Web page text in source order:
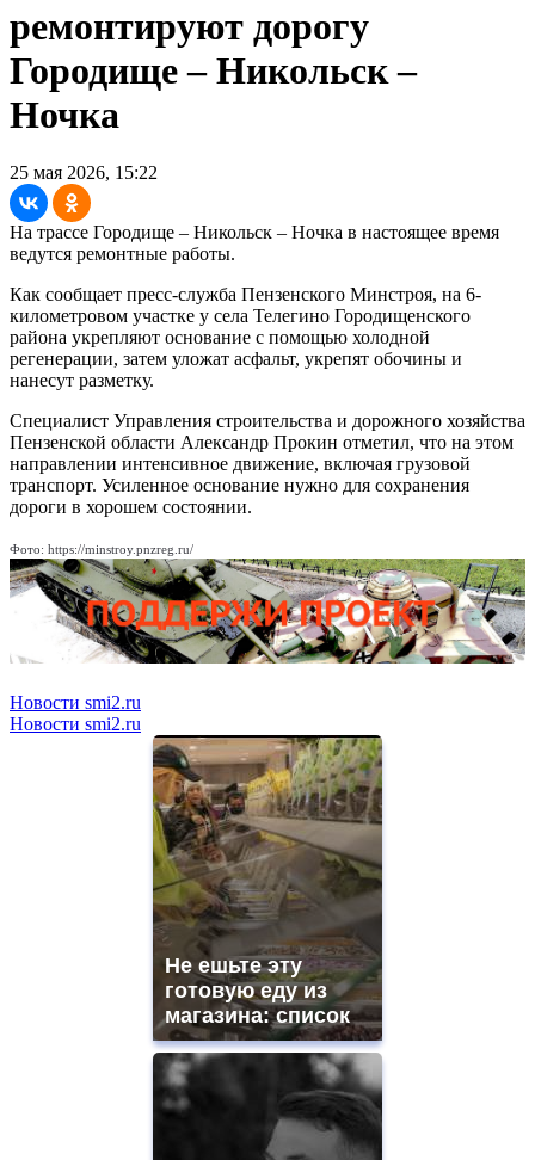
ремонтируют дорогу
Городище – Никольск –
Ночка
25 мая 2026, 15:22
На трассе Городище – Никольск – Ночка в настоящее время
ведутся ремонтные работы.
Как сообщает пресс-служба Пензенского Минстроя, на 6-
километровом участке у села Телегино Городищенского
района укрепляют основание с помощью холодной
регенерации, затем уложат асфальт, укрепят обочины и
нанесут разметку.
Специалист Управления строительства и дорожного хозяйства
Пензенской области Александр Прокин отметил, что на этом
направлении интенсивное движение, включая грузовой
транспорт. Усиленное основание нужно для сохранения
дороги в хорошем состоянии.
Фото: https://minstroy.pnzreg.ru/
Новости smi2.ru
Новости smi2.ru
Не ешьте эту
готовую еду из
магазина: список